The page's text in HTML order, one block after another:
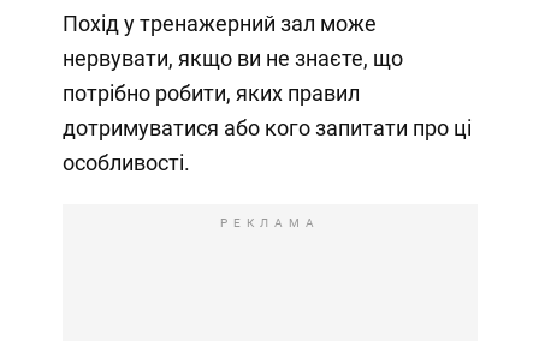
Похід у тренажерний зал може
нервувати, якщо ви не знаєте, що
потрібно робити, яких правил
дотримуватися або кого запитати про ці
особливості.
РЕКЛАМА